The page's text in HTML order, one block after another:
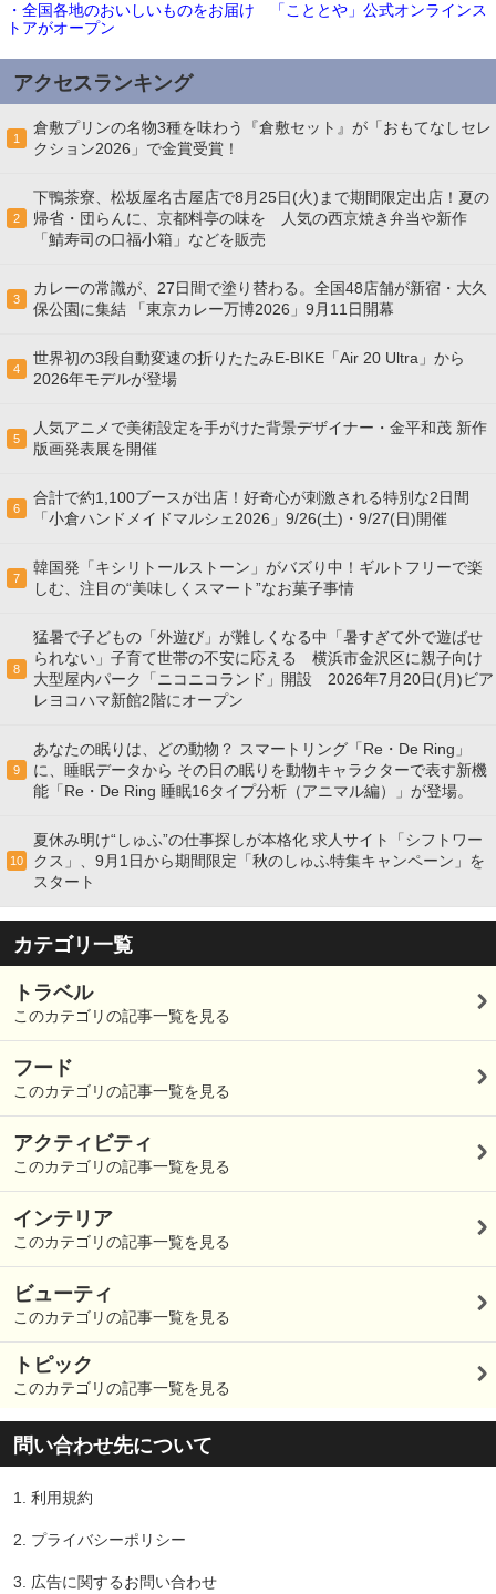
・全国各地のおいしいものをお届け 「こととや」公式オンラインス
トアがオープン
アクセスランキング
1
倉敷プリンの名物3種を味わう『倉敷セット』が「おもてなしセレ
クション2026」で金賞受賞！
2
下鴨茶寮、松坂屋名古屋店で8月25日(火)まで期間限定出店！夏の
帰省・団らんに、京都料亭の味を 人気の西京焼き弁当や新作
「鯖寿司の口福小箱」などを販売
3
カレーの常識が、27日間で塗り替わる。全国48店舗が新宿・大久
保公園に集結 「東京カレー万博2026」9月11日開幕
4
世界初の3段自動変速の折りたたみE-BIKE「Air 20 Ultra」から
2026年モデルが登場
5
人気アニメで美術設定を手がけた背景デザイナー・金平和茂 新作
版画発表展を開催
6
合計で約1,100ブースが出店！好奇心が刺激される特別な2日間
「小倉ハンドメイドマルシェ2026」9/26(土)・9/27(日)開催
7
韓国発「キシリトールストーン」がバズり中！ギルトフリーで楽
しむ、注目の“美味しくスマート”なお菓子事情
8
猛暑で子どもの「外遊び」が難しくなる中「暑すぎて外で遊ばせ
られない」子育て世帯の不安に応える 横浜市金沢区に親子向け
大型屋内パーク「ニコニコランド」開設 2026年7月20日(月)ビア
レヨコハマ新館2階にオープン
9
あなたの眠りは、どの動物？ スマートリング「Re・De Ring」
に、睡眠データから その日の眠りを動物キャラクターで表す新機
能「Re・De Ring 睡眠16タイプ分析（アニマル編）」が登場。
10
夏休み明け“しゅふ”の仕事探しが本格化 求人サイト「シフトワー
クス」、9月1日から期間限定「秋のしゅふ特集キャンペーン」を
スタート
カテゴリ一覧
トラベル
このカテゴリの記事一覧を見る
フード
このカテゴリの記事一覧を見る
アクティビティ
このカテゴリの記事一覧を見る
インテリア
このカテゴリの記事一覧を見る
ビューティ
このカテゴリの記事一覧を見る
トピック
このカテゴリの記事一覧を見る
問い合わせ先について
1. 利用規約
2. プライバシーポリシー
3. 広告に関するお問い合わせ